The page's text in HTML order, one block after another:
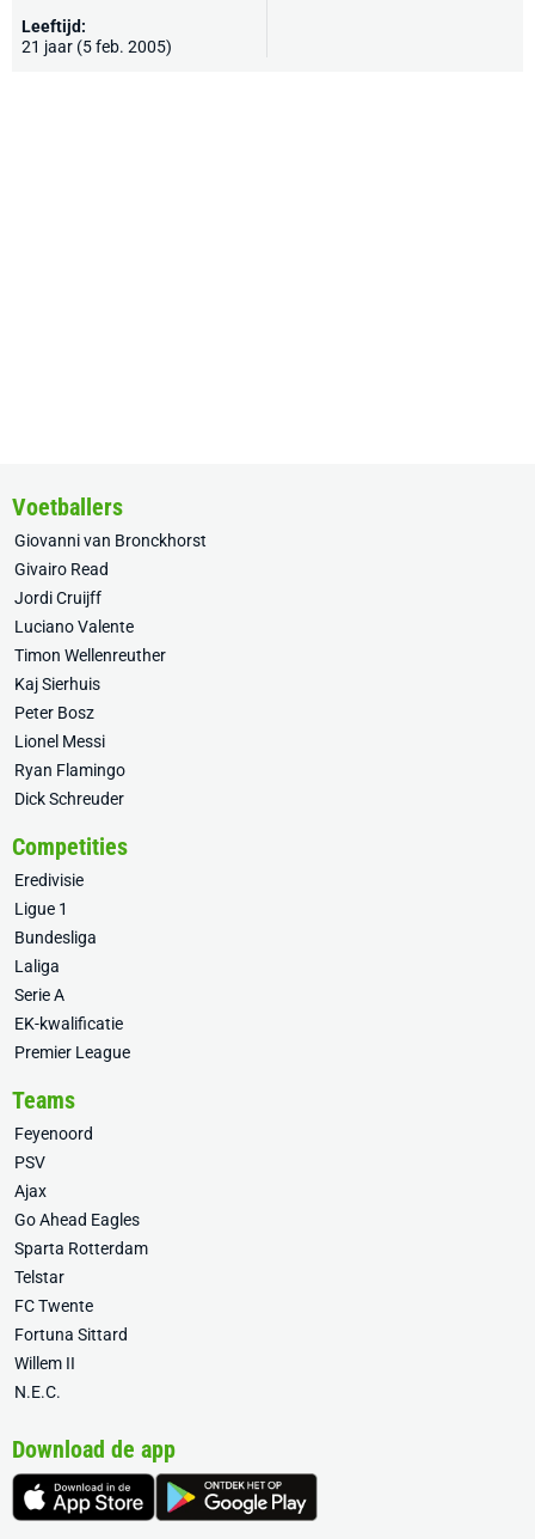
Leeftijd:
21 jaar (5 feb. 2005)
Voetballers
Giovanni van Bronckhorst
Givairo Read
Jordi Cruijff
Luciano Valente
Timon Wellenreuther
Kaj Sierhuis
Peter Bosz
Lionel Messi
Ryan Flamingo
Dick Schreuder
Competities
Eredivisie
Ligue 1
Bundesliga
Laliga
Serie A
EK-kwalificatie
Premier League
Teams
Feyenoord
PSV
Ajax
Go Ahead Eagles
Sparta Rotterdam
Telstar
FC Twente
Fortuna Sittard
Willem II
N.E.C.
Download de app